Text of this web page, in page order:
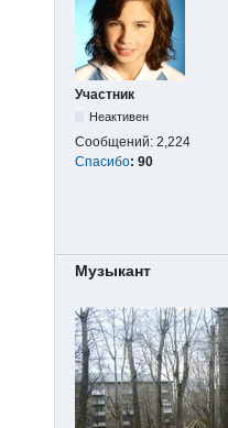
Участник
Неактивен
Сообщений: 2,224
Спасибо: 90
Музыкант